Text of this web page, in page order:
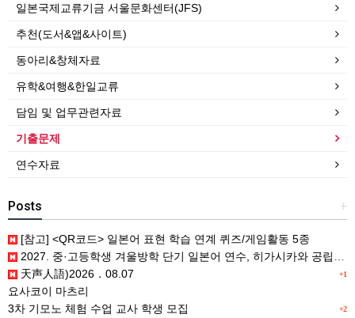
일본국제교류기금 서울문화센터(JFS)
추천(도서&앱&사이트)
동아리&창체자료
유학&여행&한일교류
담임 및 업무관련자료
기출문제
연수자료
+
Posts
[참고] <QR코드> 일본어 표현 학습 연계 퀴즈/게임활동 5종
2027. 중·고등학생 겨울방학 단기 일본어 연수, 히가시카와 공립 일본어학교 프로그램 사전안내
+1
天声人語)2026．08.07
요사코이 마츠리
+2
3차 기모노 체험 수업 교사 학생 모집